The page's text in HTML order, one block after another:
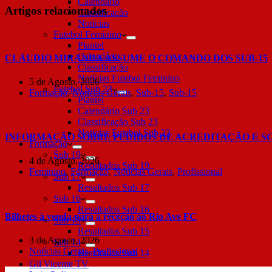
Classificação
Notícias
Futebol Feminino
Plantel
Calendário
Classificação
Notícias Futebol Feminino
Futebol Sub 23
Plantel
Calendário Sub 23
Classificação Sub 23
Notícias Futebol Sub 23
Formação
Sub 19
Resultados Sub 19
Sub 17
Resultados Sub 17
Sub 16
Resultados Sub 16
Sub 15
Resultados Sub 15
Sub 14
Resultados Sub 14
Gil Vicente TV
Artigos relacionados
CLÁUDIO MIRANDA ASSUME O COMANDO DOS SUB-15
5 de Agosto, 2026
Formação,Notícias Gerais, Sub-15, Sub-15
INFORMAÇÃO SOBRE PEDIDOS DE ACREDITAÇÃO E
4 de Agosto, 2026
Feminino, Formação,Notícias Gerais, Profissional
Bilhetes à venda para a receção ao Rio Ave FC
3 de Agosto, 2026
Notícias Gerais,Profissional